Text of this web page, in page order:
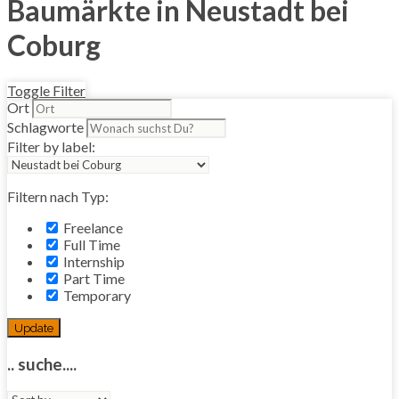
Baumärkte in Neustadt bei
Coburg
Toggle Filter
Ort
Schlagworte
Filter by label:
Filtern nach Typ:
Freelance
Full Time
Internship
Part Time
Temporary
Update
.. suche....